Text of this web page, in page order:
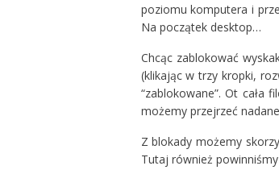
poziomu komputera i
Na początek desktop…
Chcąc zablokować
(klikając w trzy kropki,
“zablokowane”. Ot cała
możemy przejrzeć
Z blokady możemy
Tutaj również